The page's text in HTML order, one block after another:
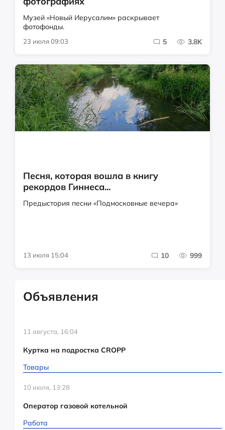
Музей «Новый Иерусалим» раскрывает
фотофонды.
23 июля 09:03 5 3.8K
Песня, которая вошла в книгу
рекордов Гиннеса...
Предыстория песни «Подмосковные вечера»
13 июля 15:04 10 999
Объявления
11 августа, 16:04
Куртка на подростка CROPP
Товары
10 июля, 13:28
Оператор газовой котельной
Работа